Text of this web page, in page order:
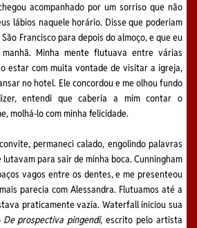
acompanhado por um sorriso que não
lábios naquele horário. Disse que poderiam
Francisco para depois do almoço, e que eu
Minha mente flutuava entre várias
estar com muita vontade de visitar a igreja,
no hotel. Ele concordou e me olhou fundo
entendi que caberia a mim contar o
molhá-lo com minha felicidade.
permaneci calado, engolindo palavras
para sair de minha boca. Cunningham
vagos entre os dentes, e me presenteou
parecia com Alessandra. Flutuamos até a
praticamente vazia. Waterfall iniciou sua
De prospectiva pingendi, escrito pelo artista